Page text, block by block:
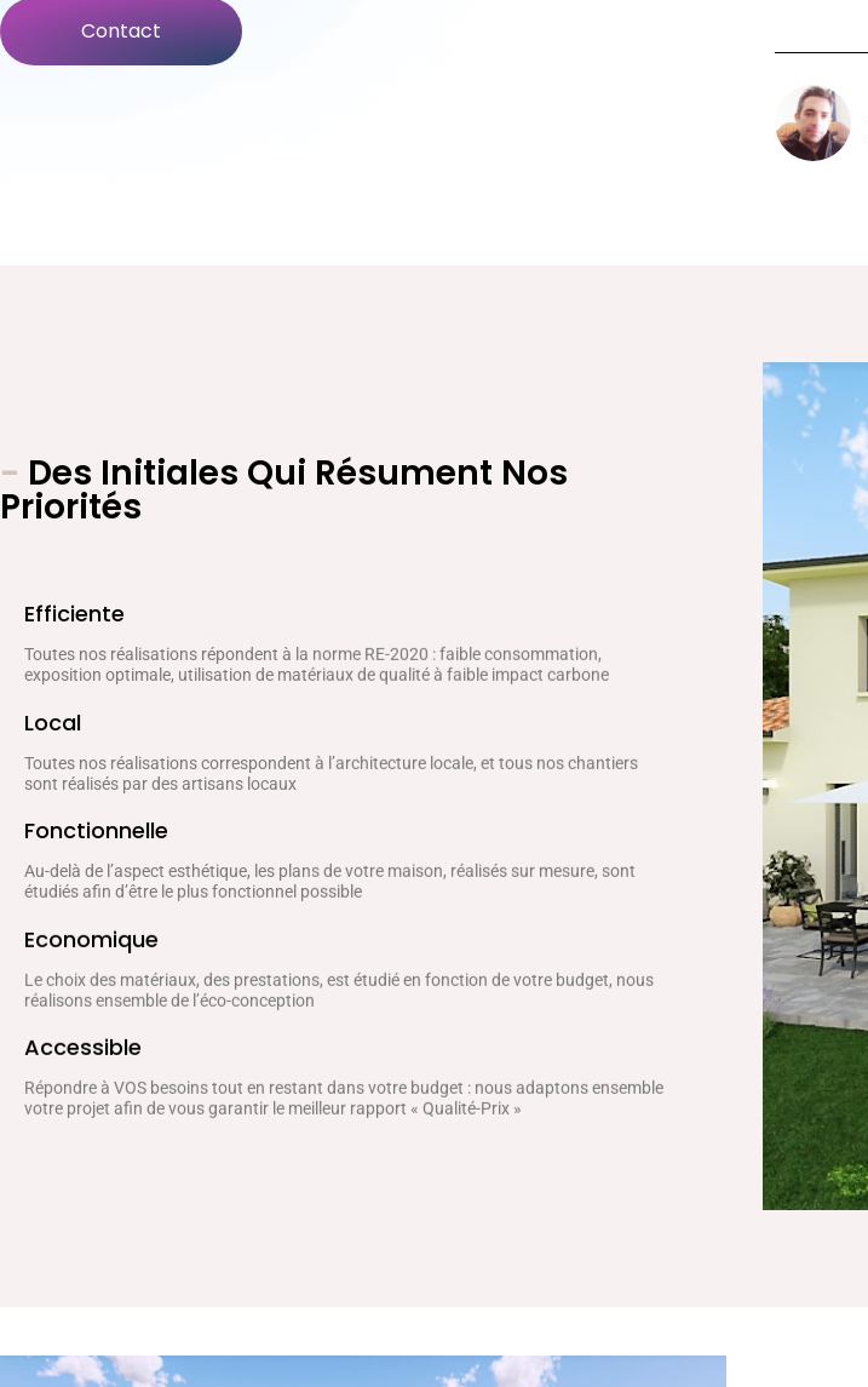
Contact
- Des Initiales Qui Résument Nos
Priorités
Efficiente
Toutes nos réalisations répondent à la norme RE-2020 : faible consommation,
exposition optimale, utilisation de matériaux de qualité à faible impact carbone
Local
Toutes nos réalisations correspondent à l’architecture locale, et tous nos chantiers
sont réalisés par des artisans locaux
Fonctionnelle
Au-delà de l’aspect esthétique, les plans de votre maison, réalisés sur mesure, sont
étudiés afin d’être le plus fonctionnel possible
Economique
Le choix des matériaux, des prestations, est étudié en fonction de votre budget, nous
réalisons ensemble de l’éco-conception
Accessible
Répondre à VOS besoins tout en restant dans votre budget : nous adaptons ensemble
votre projet afin de vous garantir le meilleur rapport « Qualité-Prix »